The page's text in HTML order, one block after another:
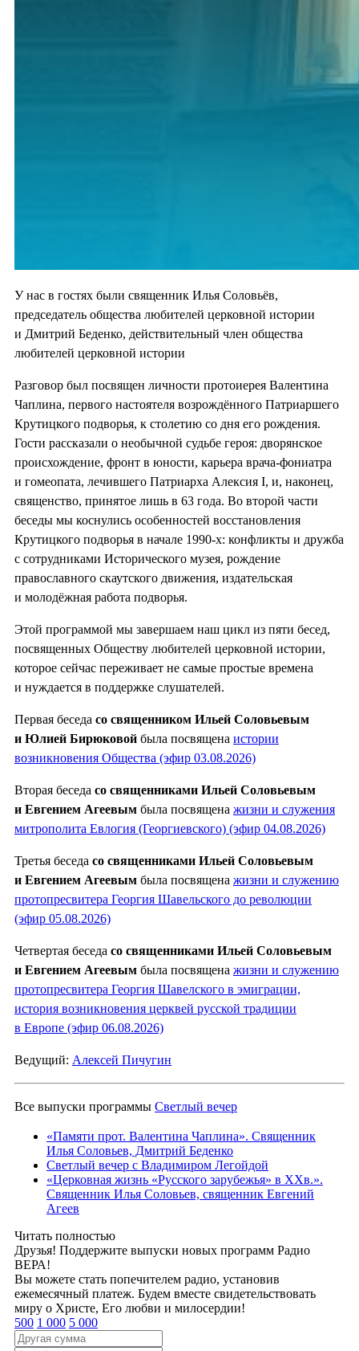
У нас в гостях были священник Илья Соловьёв,
председатель общества любителей церковной истории
и Дмитрий Беденко, действительный член общества
любителей церковной истории
Разговор был посвящен личности протоиерея Валентина
Чаплина, первого настоятеля возрождённого Патриаршего
Крутицкого подворья, к столетию со дня его рождения.
Гости рассказали о необычной судьбе героя: дворянское
происхождение, фронт в юности, карьера врача-фониатра
и гомеопата, лечившего Патриарха Алексия I, и, наконец,
священство, принятое лишь в 63 года. Во второй части
беседы мы коснулись особенностей восстановления
Крутицкого подворья в начале 1990-х: конфликты и дружба
с сотрудниками Исторического музея, рождение
православного скаутского движения, издательская
и молодёжная работа подворья.
Этой программой мы завершаем наш цикл из пяти бесед,
посвященных Обществу любителей церковной истории,
которое сейчас переживает не самые простые времена
и нуждается в поддержке слушателей.
Первая беседа со священником Ильей Соловьевым
и Юлией Бирюковой была посвящена истории
возникновения Общества (эфир 03.08.2026)
Вторая беседа со священниками Ильей Соловьевым
и Евгением Агеевым была посвящена жизни и служения
митрополита Евлогия (Георгиевского) (эфир 04.08.2026)
Третья беседа со священниками Ильей Соловьевым
и Евгением Агеевым была посвящена жизни и служению
протопресвитера Георгия Шавельского до революции
(эфир 05.08.2026)
Четвертая беседа со священниками Ильей Соловьевым
и Евгением Агеевым была посвящена жизни и служению
протопресвитера Георгия Шавелского в эмиграции,
история возникновения церквей русской традиции
в Европе (эфир 06.08.2026)
Ведущий: Алексей Пичугин
Все выпуски программы Светлый вечер
«Памяти прот. Валентина Чаплина». Священник
Илья Соловьев, Дмитрий Беденко
Светлый вечер с Владимиром Легойдой
«Церковная жизнь «Русского зарубежья» в ХХв.».
Священник Илья Соловьев, священник Евгений
Агеев
Читать полностью
Друзья! Поддержите выпуски новых программ Радио
ВЕРА!
Вы можете стать попечителем радио, установив
ежемесячный платеж. Будем вместе свидетельствовать
миру о Христе, Его любви и милосердии!
500 1 000 5 000